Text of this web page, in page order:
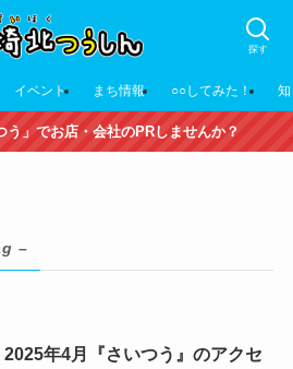
探す
イベント まち情報 ○○してみた！
う」でお店・会社のPRしませんか？
–
2025年4月『さいつう』のアクセ